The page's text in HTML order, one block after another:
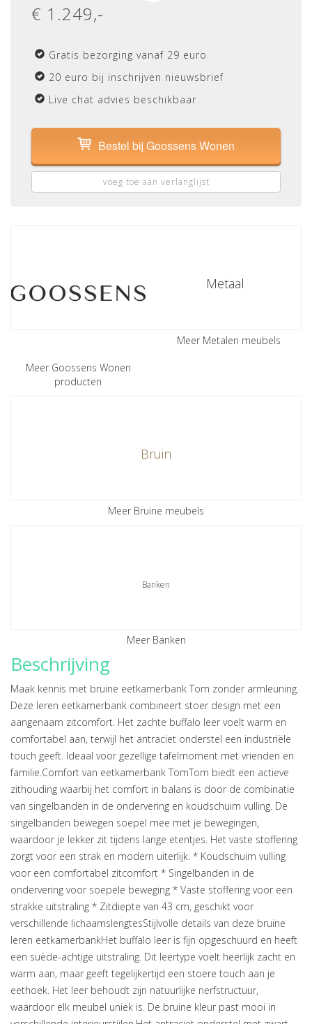
€ 1.249,-
Gratis bezorging vanaf 29 euro
20 euro bij inschrijven nieuwsbrief
Live chat advies beschikbaar
Bestel bij Goossens Wonen
voeg toe aan verlanglijst
Meer Goossens Wonen
producten
Metaal
Meer Metalen meubels
Bruin
Meer Bruine meubels
Banken
Meer Banken
Beschrijving
Maak kennis met bruine eetkamerbank Tom zonder armleuning.
Deze leren eetkamerbank combineert stoer design met een
aangenaam zitcomfort. Het zachte buffalo leer voelt warm en
comfortabel aan, terwijl het antraciet onderstel een industriële
touch geeft. Ideaal voor gezellige tafelmoment met vrienden en
familie.Comfort van eetkamerbank TomTom biedt een actieve
zithouding waarbij het comfort in balans is door de combinatie
van singelbanden in de ondervering en koudschuim vulling. De
singelbanden bewegen soepel mee met je bewegingen,
waardoor je lekker zit tijdens lange etentjes. Het vaste stoffering
zorgt voor een strak en modern uiterlijk. * Koudschuim vulling
voor een comfortabel zitcomfort * Singelbanden in de
ondervering voor soepele beweging * Vaste stoffering voor een
strakke uitstraling * Zitdiepte van 43 cm, geschikt voor
verschillende lichaamslengtesStijlvolle details van deze bruine
leren eetkamerbankHet buffalo leer is fijn opgeschuurd en heeft
een suède-achtige uitstraling. Dit leertype voelt heerlijk zacht en
warm aan, maar geeft tegelijkertijd een stoere touch aan je
eethoek. Het leer behoudt zijn natuurlijke nerfstructuur,
waardoor elk meubel uniek is. De bruine kleur past mooi in